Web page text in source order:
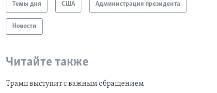
Темы дня США Администрация президента
Новости
Читайте также
Трамп выступит с важным обращением